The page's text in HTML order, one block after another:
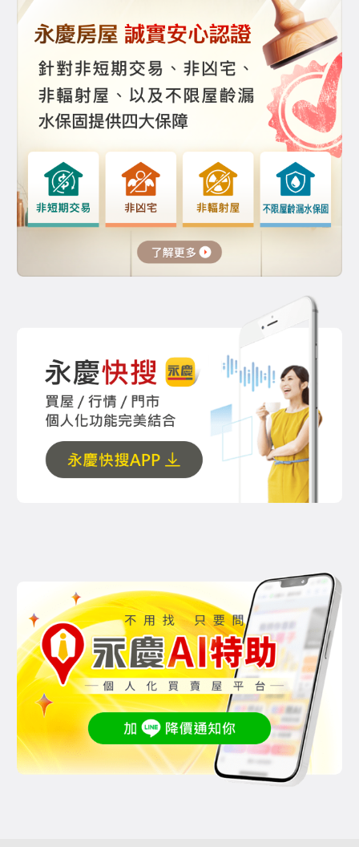
【中時】永慶房屋誠實服務 幫
助屋主識破黑心仲介選擇性提供行
情手法
【中央社】永慶房屋揭露黑心房
仲利用實價登錄特殊交易坑騙手法
幫屋主挽回200萬元
【蕃薯藤】永慶房屋提醒消費者
黑心房仲這樣選擇性揭露成交行情
屋主恐虧損上百萬元
【中時】永慶房屋陳瑋龍誠實服
【中時】黑心房仲買房秀高價、
賣房秀低價 聰明屋主用這招揪出黑
心房仲手法
【匯流新聞】永慶房屋誠實服務
幫屋主守住高額差價！
【中時新聞】永慶房屋陳芸鴻用
【中時新聞】永慶房屋誠實提供
「真」房價資訊 幫屋主挽回150萬
差價！
【中時新聞】永慶房屋誠實提供
完整行情資訊 助屋主挽回300萬元
【中時新聞】永慶房屋誠實提供
行情資訊 助屋主發現房屋「真」價
【CTWant】【誠實情報】保證
不炒房不賺差價 永慶房屋推業界
唯一「真房價保證」！
【ETTV東森新聞】不炒房不賺
價差 永慶房屋首創"真房價保證"服
務
【好房網】永慶房屋創舉 強打
真房價保證
【中國時報】產官學重要人士
【中國時報】揭露房仲業改革歷
程 永慶推動立法 主張誠實服務
【中國時報】永慶房屋出書 先
誠實再成交 傳承良心仲介使命
【中國時報】永慶房屋真房價保
【三立新聞】房仲龍頭競爭下狠
招！永慶：「賺價差」我最高賠你
4百萬！
【風傳媒】永慶房屋推百萬服務
保證 最高賠償買方400萬、賣方4倍
服務費
【鉅亨網新聞】永慶房屋推業界